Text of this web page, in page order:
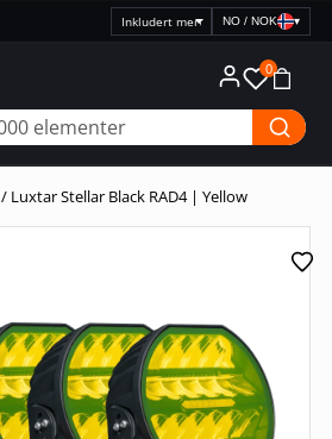
Velg
NO / NOK ▾
0
/ Luxtar Stellar Black RAD4 | Yellow